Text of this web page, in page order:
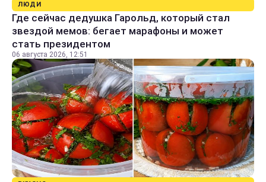
ЛЮДИ
Где сейчас дедушка Гарольд, который стал
звездой мемов: бегает марафоны и может
стать президентом
06 августа 2026, 12:51